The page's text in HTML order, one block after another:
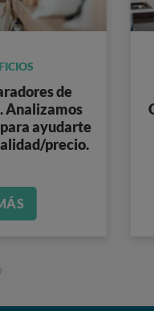
de
. Analizamos
ayudarte
precio.